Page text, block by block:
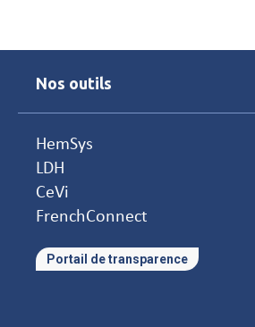
Nos outils
HemSys
LDH
CeVi
FrenchConnect
Portail de transparence